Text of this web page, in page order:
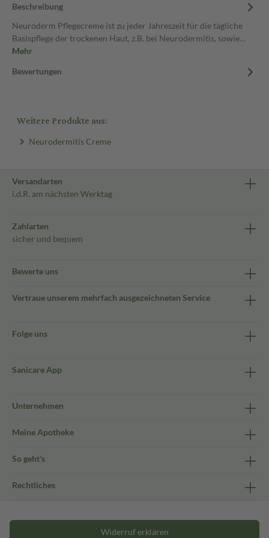
Beschreibung
Neuroderm Pflegecreme ist zu jeder Jahreszeit für die tägliche
Basispflege der trockenen Haut, z.B. bei Neurodermitis, sowie…
Mehr
Bewertungen
Weitere Produkte aus:
Neurodermitis Creme
Versandarten
i.d.R. am nächsten Werktag
Zahlarten
sicher und bequem
Bewerte uns
Vertraue unserem mehrfach ausgezeichneten Service
Folge uns
Sanicare App
Unternehmen
Meine Apotheke
So geht's
Rechtliches
Widerruf erklären